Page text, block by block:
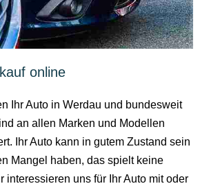
online
Ihr Auto in Werdau und bundesweit
an allen Marken und Modellen
Ihr Auto kann in gutem Zustand sein
Mangel haben, das spielt keine
interessieren uns für Ihr Auto mit oder